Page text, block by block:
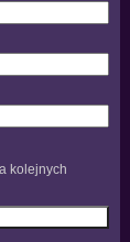
kolejnych